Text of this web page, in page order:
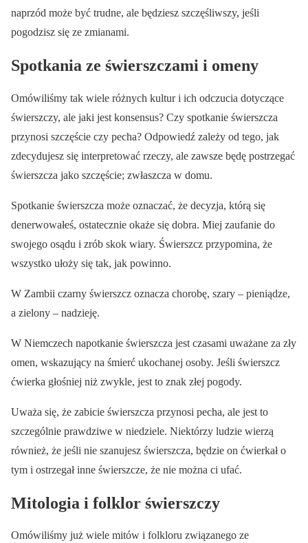
naprzód może być trudne, ale będziesz szczęśliwszy, jeśli
pogodzisz się ze zmianami.
Spotkania ze świerszczami i omeny
Omówiliśmy tak wiele różnych kultur i ich odczucia dotyczące
świerszczy, ale jaki jest konsensus? Czy spotkanie świerszcza
przynosi szczęście czy pecha? Odpowiedź zależy od tego, jak
zdecydujesz się interpretować rzeczy, ale zawsze będę postrzegać
świerszcza jako szczęście; zwłaszcza w domu.
Spotkanie świerszcza może oznaczać, że decyzja, którą się
denerwowałeś, ostatecznie okaże się dobra. Miej zaufanie do
swojego osądu i zrób skok wiary. Świerszcz przypomina, że
wszystko ułoży się tak, jak powinno.
W Zambii czarny świerszcz oznacza chorobę, szary – pieniądze,
a zielony – nadzieję.
W Niemczech napotkanie świerszcza jest czasami uważane za zły
omen, wskazujący na śmierć ukochanej osoby. Jeśli świerszcz
ćwierka głośniej niż zwykle, jest to znak złej pogody.
Uważa się, że zabicie świerszcza przynosi pecha, ale jest to
szczególnie prawdziwe w niedziele. Niektórzy ludzie wierzą
również, że jeśli nie szanujesz świerszcza, będzie on ćwierkał o
tym i ostrzegał inne świerszcze, że nie można ci ufać.
Mitologia i folklor świerszczy
Omówiliśmy już wiele mitów i folkloru związanego ze